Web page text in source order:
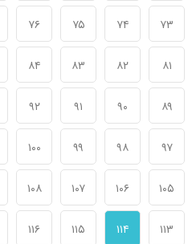
۷۳ ۷۴ ۷۵ ۷۶
۸۱ ۸۲ ۸۳ ۸۴
۸۹ ۹۰ ۹۱ ۹۲
۹۷ ۹۸ ۹۹ ۱۰۰
۱۰۵ ۱۰۶ ۱۰۷ ۱۰۸
۱۱۳ ۱۱۴ ۱۱۵ ۱۱۶